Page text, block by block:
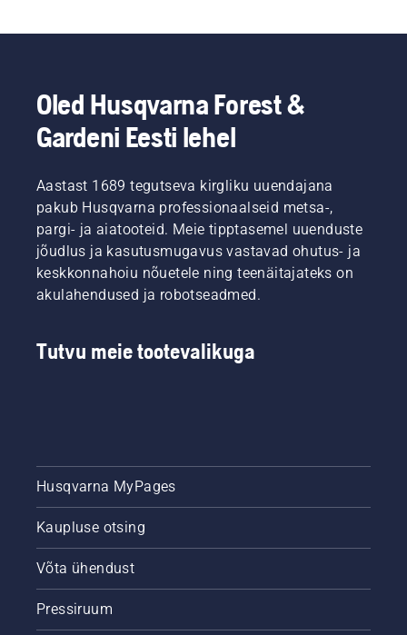
Oled Husqvarna Forest &
Gardeni Eesti lehel
Aastast 1689 tegutseva kirgliku uuendajana
pakub Husqvarna professionaalseid metsa-,
pargi- ja aiatooteid. Meie tipptasemel uuenduste
jõudlus ja kasutusmugavus vastavad ohutus- ja
keskkonnahoiu nõuetele ning teenäitajateks on
akulahendused ja robotseadmed.
Tutvu meie tootevalikuga
Husqvarna MyPages
Kaupluse otsing
Võta ühendust
Pressiruum